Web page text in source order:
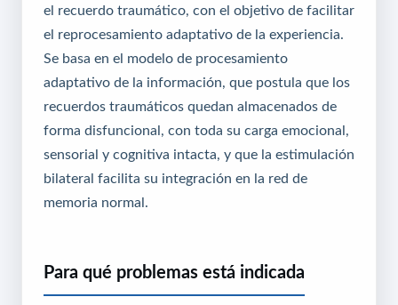
el recuerdo traumático, con el objetivo de facilitar
el reprocesamiento adaptativo de la experiencia.
Se basa en el modelo de procesamiento
adaptativo de la información, que postula que los
recuerdos traumáticos quedan almacenados de
forma disfuncional, con toda su carga emocional,
sensorial y cognitiva intacta, y que la estimulación
bilateral facilita su integración en la red de
memoria normal.
Para qué problemas está indicada